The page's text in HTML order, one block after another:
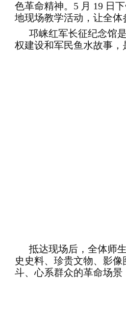
色革命精神。5 月 19 日
地现场教学活动，让全体
邛崃红军长征纪念馆
权建设和军民鱼水故事，
抵达现场后，全体师
史史料、珍贵文物、影
斗、心系群众的革命场景